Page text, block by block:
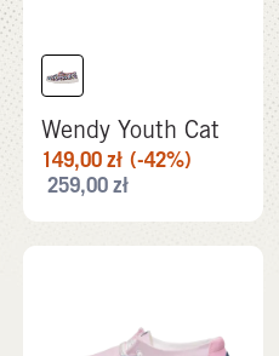
Wendy Youth Cat
149,00zł (-42%)
259,00zł